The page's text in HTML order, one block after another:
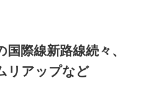
際線新路線続々、
リアップなど